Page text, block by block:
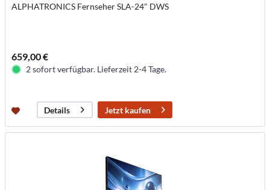
ALPHATRONICS Fernseher SLA-24" DWS
659,00 €
2 sofort verfügbar. Lieferzeit 2-4 Tage.
Details Jetzt kaufen